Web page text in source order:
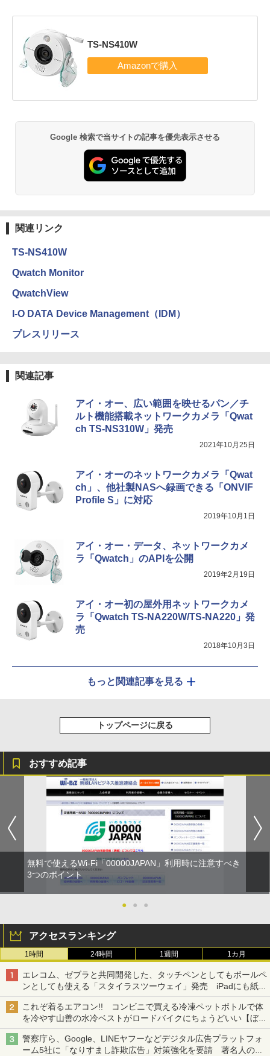
TS-NS410W
Google 検索で当サイトの記事を優先表示させる
関連リンク
TS-NS410W
Qwatch Monitor
QwatchView
I-O DATA Device Management（IDM）
プレスリリース
関連記事
アイ・オー、広い範囲を映せるパン／チ
ルト機能搭載ネットワークカメラ「Qwat
ch TS-NS310W」発売
2021年10月25日
アイ・オーのネットワークカメラ「Qwat
ch」、他社製NASへ録画できる「ONVIF
Profile S」に対応
2019年10月1日
アイ・オー・データ、ネットワークカメ
ラ「Qwatch」のAPIを公開
2019年2月19日
アイ・オー初の屋外用ネットワークカメ
ラ「Qwatch TS-NA220W/TS-NA220」発
売
2018年10月3日
もっと関連記事を見る
トップページに戻る
おすすめ記事
無料で使えるWi-Fi「00000JAPAN」利用時に注意すべき
3つのポイント
● ● ●
アクセスランキング
1時間 24時間 1週間 1カ月
エレコム、ゼブラと共同開発した、タッチペンとしてもボールペ
ンとしても使える「スタイラスツーウェイ」発売 iPadにも紙に
も、持ち替えずに書き込める
これぞ着るエアコン!! コンビニで買える冷凍ペットボトルで体
を冷やす山善の水冷ベストがロードバイクにちょうどいい【ぼっ
ち・ざ・ろーど！その14】【空いた時間でなにしてる？】
警察庁ら、Google、LINEヤフーなどデジタル広告プラットフォ
ーム5社に「なりすまし詐欺広告」対策強化を要請 著名人の写